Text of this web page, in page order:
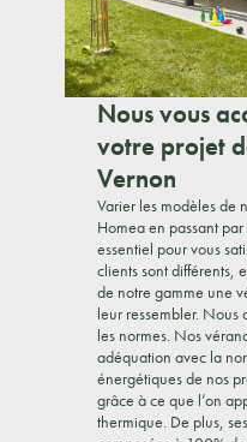
Nous vous
votre projet
Vernon
Varier les modèles de
Homea en passant
essentiel pour vous
clients sont différents,
de notre gamme une
leur ressembler. Nous
les normes. Nos
adéquation avec la
énergétiques de nos
grâce à ce que l’on
thermique. De plus,